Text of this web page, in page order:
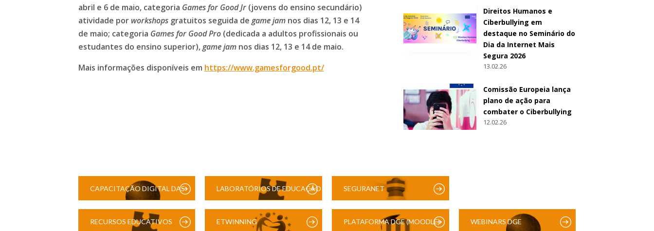
abril e 6 de maio, categoria Games for Good Jr(jovens do ensino secundário)
atividade por workshops gratuitos seguida de game jamnos dias 12, 13 e 14
de maio; categoria Games for Good Pro(dedicada a adultos profissionais ou
estudantes do ensino superior),game jamnos dias 12, 13 e 14 de maio.
Mais informações disponíveis em https://www.gamesforgood.pt/
Direitos Humanos e
Ciberbullying em
destaque no Seminário do
Dia da Internet Mais
Segura 2026
13.02.26
Comissão Europeia lança
plano de ação para
combater o Ciberbullying
12.02.26
CAPACITAÇÃO DIGITAL DAS LABORATÓRIOS DE EDUCAÇÃO SEGURANET
RECURSOS EDUCATIVOS ETWINNING PLATAFORMA DGE (MOODLE) WEBINARS DGE